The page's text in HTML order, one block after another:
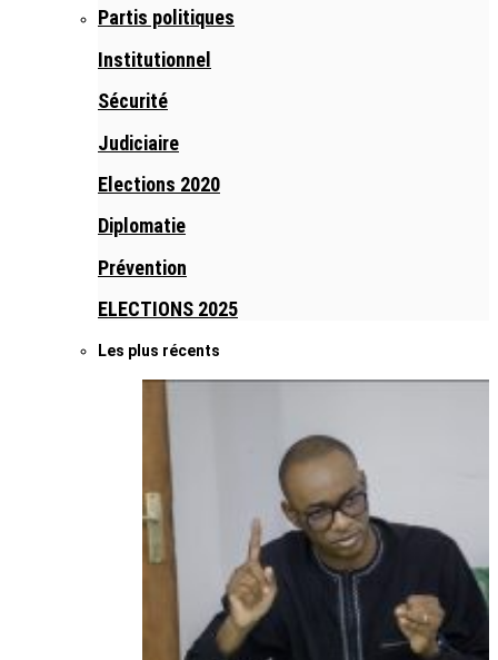
Partis politiques
Institutionnel
Sécurité
Judiciaire
Elections 2020
Diplomatie
Prévention
ELECTIONS 2025
Les plus récents